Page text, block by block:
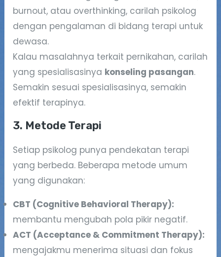
burnout, atau overthinking, carilah psikolog
dengan pengalaman di bidang terapi untuk
dewasa.
Kalau masalahnya terkait pernikahan, carilah
yang spesialisasinya konseling pasangan.
Semakin sesuai spesialisasinya, semakin
efektif terapinya.
3. Metode Terapi
Setiap psikolog punya pendekatan terapi
yang berbeda. Beberapa metode umum
yang digunakan:
CBT (Cognitive Behavioral Therapy):
membantu mengubah pola pikir negatif.
ACT (Acceptance & Commitment Therapy):
mengajakmu menerima situasi dan fokus